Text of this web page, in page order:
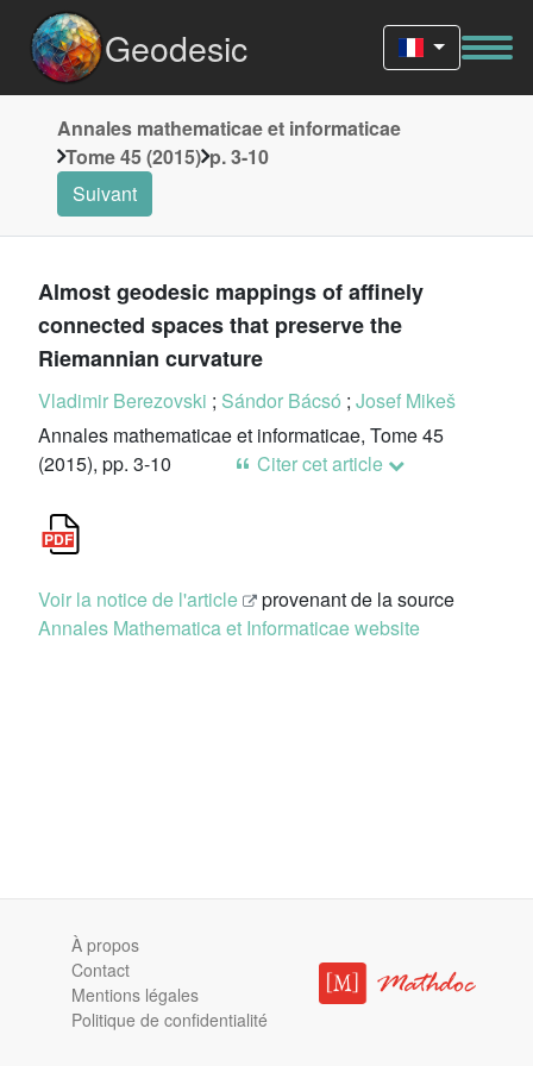
Geodesic
Annales mathematicae et informaticae
Tome 45 (2015) p. 3-10
Suivant
Almost geodesic mappings of affinely
connected spaces that preserve the
Riemannian curvature
Vladimir Berezovski ; Sándor Bácsó ; Josef Mikeš
Annales mathematicae et informaticae, Tome 45
(2015), pp. 3-10
Citer cet article
Voir la notice de l'article
provenant de la source
Annales Mathematica et Informaticae website
À propos
Contact
Mentions légales
Politique de confidentialité